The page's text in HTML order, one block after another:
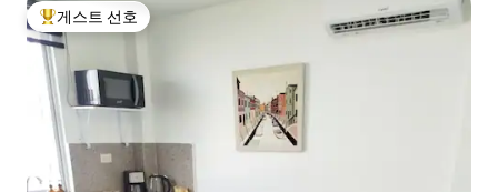
상위 게스트 선호
게스트 선호